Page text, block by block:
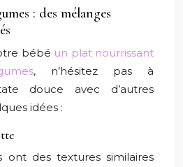
: des mélanges
bébé un plat nourrissant
, n’hésitez pas à
douce avec d’autres
idées :
ont des textures similaires